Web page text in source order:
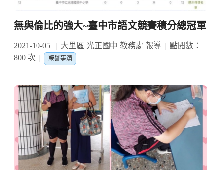
無與倫比的強大~臺中市語文競賽積分總冠軍
2021-10-05 大里區 光正國中 教務處 報導
點閱數：
800 次
榮譽事蹟